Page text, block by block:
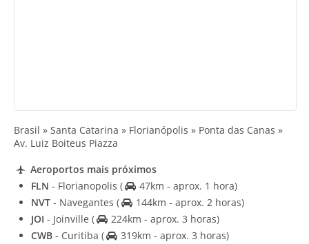
Brasil » Santa Catarina » Florianópolis » Ponta das Canas »
Av. Luiz Boiteus Piazza
Aeroportos mais próximos
FLN - Florianopolis (
47km - aprox. 1 hora)
NVT - Navegantes (
144km - aprox. 2 horas)
JOI - Joinville (
224km - aprox. 3 horas)
CWB - Curitiba (
319km - aprox. 3 horas)